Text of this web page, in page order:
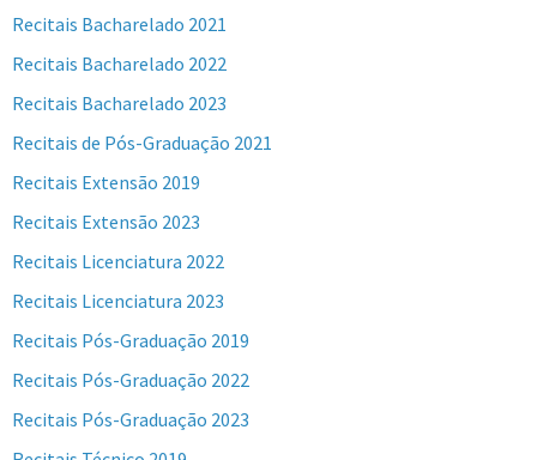
Recitais Bacharelado 2021
Recitais Bacharelado 2022
Recitais Bacharelado 2023
Recitais de Pós-Graduação 2021
Recitais Extensão 2019
Recitais Extensão 2023
Recitais Licenciatura 2022
Recitais Licenciatura 2023
Recitais Pós-Graduação 2019
Recitais Pós-Graduação 2022
Recitais Pós-Graduação 2023